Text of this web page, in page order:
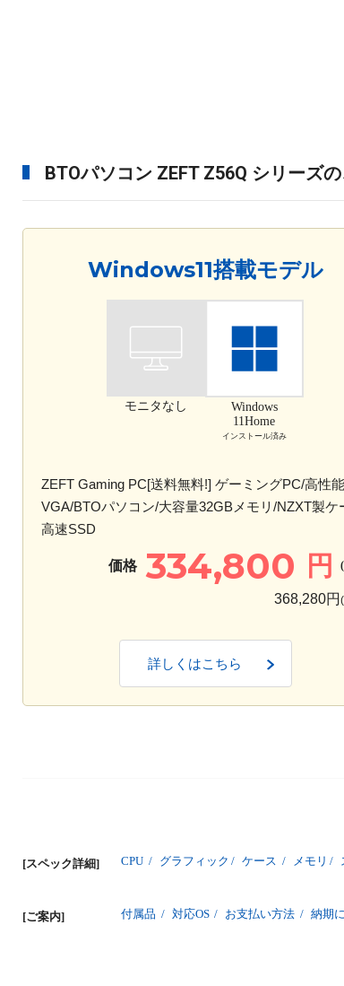
BTOパソコン ZEFT Z56Q シリーズ
Windows11搭載モデル
モニタなし
Windows
11Home
インストール済み
ZEFT Gaming PC[送料無料!] ゲーミングPC/高性能
VGA/BTOパソコン/大容量32GBメモリ/NZXT製ケ
高速SSD
価格 334,800 円
368,280円
詳しくはこちら
[スペック詳細] CPU / グラフィック / ケース / メモリ /
[ご案内] 付属品 / 対応OS / お支払い方法 / 納期